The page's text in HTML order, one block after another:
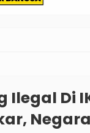
Ilegal Di